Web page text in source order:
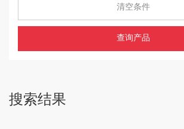
清空条件
查询产品
搜索结果